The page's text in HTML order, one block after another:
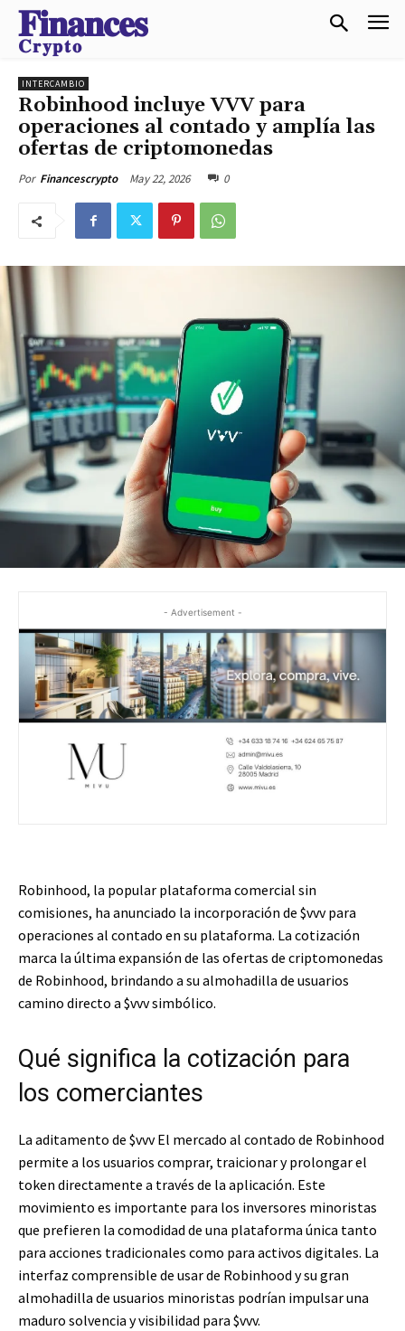
𝐅𝐢𝐧𝐚𝐧𝐜𝐞𝐬
𝐂𝐫𝐲𝐩𝐭𝐨
INTERCAMBIO
Robinhood incluye VVV para
operaciones al contado y amplía las
ofertas de criptomonedas
Por Financescrypto May 22, 2026 0
- Advertisement -
Robinhood, la popular plataforma comercial sin
comisiones, ha anunciado la incorporación de $vvvpara
operaciones al contado en su plataforma. La cotización
marca la última expansión de las ofertas de criptomonedas
de Robinhood, brindando a su almohadilla de usuarios
camino directo a $vvvsimbólico.
Qué significa la cotización para
los comerciantes
La aditamento de $vvvEl mercado al contado de Robinhood
permite a los usuarios comprar, traicionar y prolongar el
token directamente a través de la aplicación. Este
movimiento es importante para los inversores minoristas
que prefieren la comodidad de una plataforma única tanto
para acciones tradicionales como para activos digitales. La
interfaz comprensible de usar de Robinhood y su gran
almohadilla de usuarios minoristas podrían impulsar una
maduro solvencia y visibilidad para $vvv.